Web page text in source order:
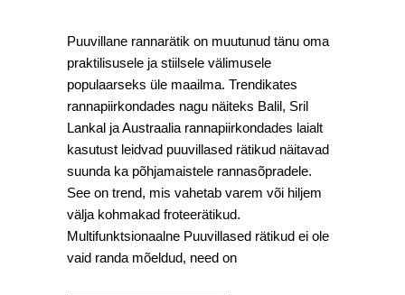
Puuvillane rannarätik on muutunud tänu oma
praktilisusele ja stiilsele välimusele
populaarseks üle maailma. Trendikates
rannapiirkondades nagu näiteks Balil, Sril
Lankal ja Austraalia rannapiirkondades laialt
kasutust leidvad puuvillased rätikud näitavad
suunda ka põhjamaistele rannasõpradele.
See on trend, mis vahetab varem või hiljem
välja kohmakad froteerätikud.
Multifunktsionaalne Puuvillased rätikud ei ole
vaid randa mõeldud, need on